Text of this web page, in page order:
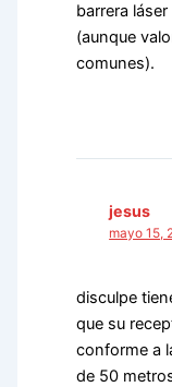
barrera
(aunque
comunes).
jesus
mayo 15,
disculpe
que su
conforme a
de 50